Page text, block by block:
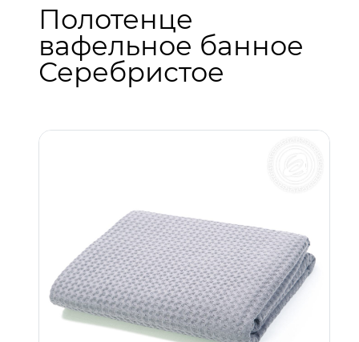
Полотенце
вафельное банное
Серебристое